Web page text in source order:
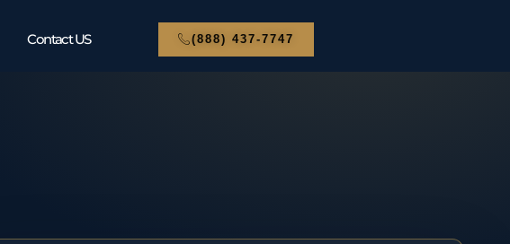
Contact US (888) 437-7747